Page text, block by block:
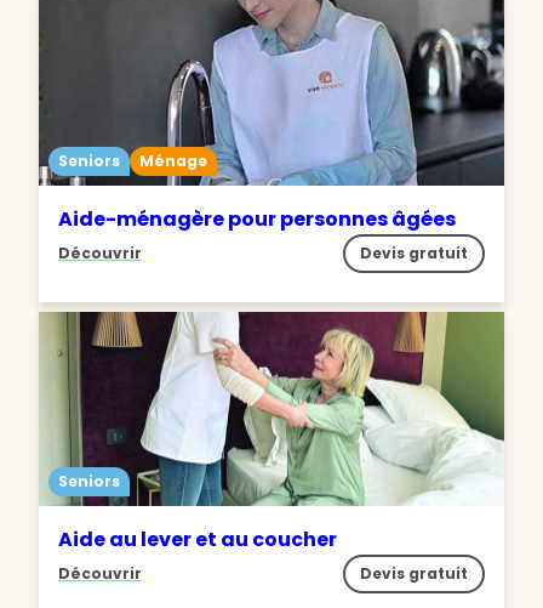
Seniors Ménage
Aide-ménagère pour personnes âgées
Découvrir Devis gratuit
Seniors
Aide au lever et au coucher
Découvrir Devis gratuit